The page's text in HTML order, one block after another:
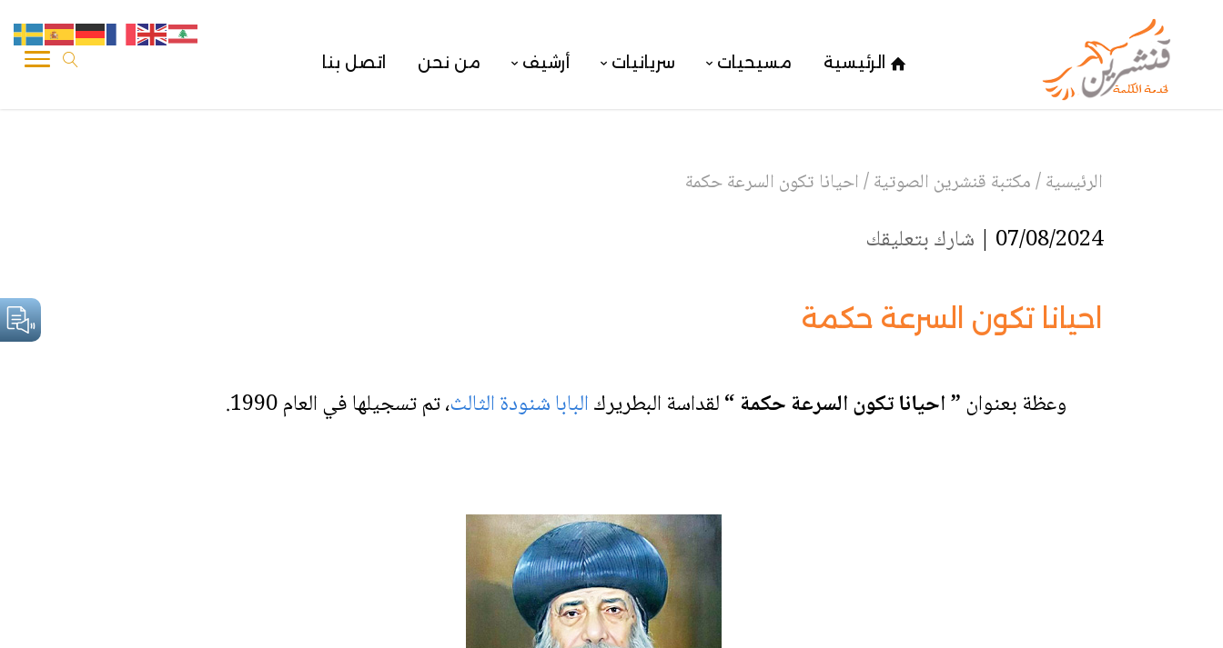
الرئيسية مسيحيات سريانيات أرشيف من نحن اتصل بنا
الرئيسية/مكتبة قنشرين الصوتية/احيانا تكون السرعة حكمة
07/08/2024 | شارك بتعليقك
احيانا تكون السرعة حكمة
وعظة بعنوان” احيانا تكون السرعة حكمة “لقداسة البطريركالبابا شنودة الثالث، تم تسجيلها في العام 1990.